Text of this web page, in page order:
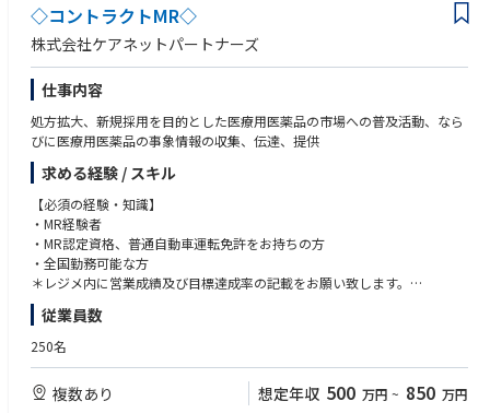
・共同研究先や顧客との打ち合わせ、技術説明、営業活動への同行
・最新の学会・論文を活用した技術調査および特許出願の検討
【本ポジションの魅力】
きます。
どのプロジェクトに参加していただく場合も、一貫して「新しいことをや
る」を実践できます。
「ゲノム編集を用いてこんな社会課題を解決したい」「こんなことを実現
したい」などのご自身のアイデアをもとに、研究やビジネスを推進してい
ける環境です。
◇コントラクトMR◇
株式会社ケアネットパートナーズ
仕事内容
処方拡大、新規採用を目的とした医療用医薬品の市場への普及活動、なら
びに医療用医薬品の事象情報の収集、伝達、提供
求める経験 / スキル
【必須の経験・知識】
・MR経験者
・MR認定資格、普通自動車運転免許をお持ちの方
・全国勤務可能な方
＊レジメ内に営業成績及び目標達成率の記載をお願い致します。
MR認定資格、運転免許証
従業員数
250名
複数あり 想定年収 500 万円 ~ 850 万円